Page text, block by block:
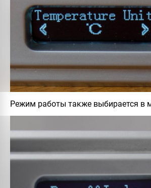
Режим работы также выбирается в